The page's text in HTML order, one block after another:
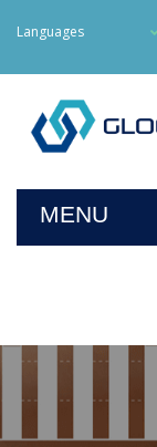
Languages